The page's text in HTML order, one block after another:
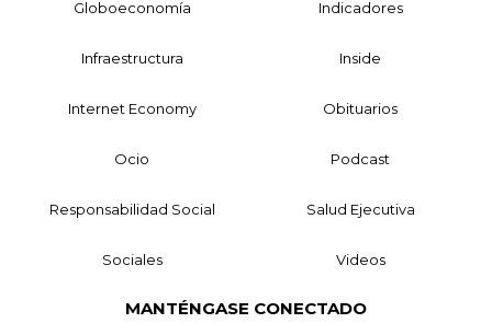
Globoeconomía Indicadores
Infraestructura Inside
Internet Economy Obituarios
Ocio Podcast
Responsabilidad Social Salud Ejecutiva
Sociales Videos
MANTÉNGASE CONECTADO